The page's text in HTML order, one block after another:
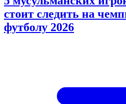
стоит следить на
футболу 2026